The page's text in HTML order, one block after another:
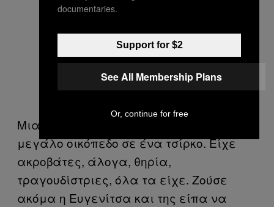
Μια εποχή, η μητέρα μου νοίκιασε το
μεγάλο οικόπεδο σε ένα τσίρκο. Είχε
ακροβάτες, άλογα, θηρία,
τραγουδίστριες, όλα τα είχε. Ζούσε
ακόμα η Ευγενίτσα και της είπα να
documentaries.
Support for $2
See All Membership Plans
Or, continue for free